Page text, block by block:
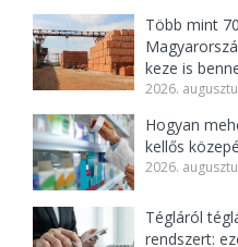
Több mint
keze is
2026.
Hogyan
kellős
2026.
Tégláról
rendszert: